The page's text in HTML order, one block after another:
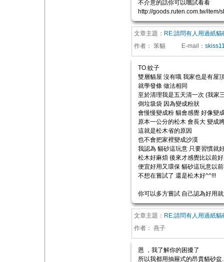
不介意的話你可以嚐試看看
http://goods.ruten.com.tw/
文章主題： RE:請問有人用過紙貓
作者： 笨貓 E-mail ：
TO.蚊子
雙層貓屋 沒有哦 我家也是有屋
就學發條 做法相同
至於清理我是五天清一次 (我家
倒垃圾袋 因為變成粉狀
會慢慢變成粉 貓會感覺 好像變
原本一公分的松木 會長大 變成
這就是松木省的原因
也不會把家裡變成沙漠
我認為 貓砂這玩意 只要習慣就
松木好麻煩 後來才感覺比以前
便宜好用又環保 貓砂這玩意以
不想在嘗試了 還是松木好^^!!!
你可以多方嘗試 自己認為好用
文章主題： RE:請問有人用過紙貓
作者： 燕子
恩 ，我了解你的困擾了
所以我都用抽屜式的昂貴貓砂盆